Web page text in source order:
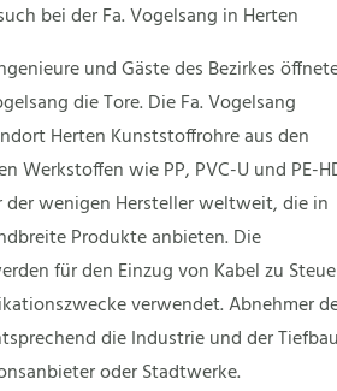
bei der Fa. Vogelsang in Herten
und Gäste des Bezirkes
die Tore. Die Fa. Vogelsang
Herten Kunststoffrohre aus den
Werkstoffen wie PP, PVC-U und PE-
der wenigen Hersteller weltweit, die in
Produkte anbieten. Die
für den Einzug von Kabel zu
verwendet. Abnehmer
die Industrie und der
oder Stadtwerke.